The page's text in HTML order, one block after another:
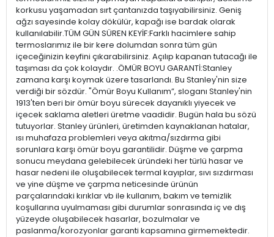
korkusu yaşamadan sırt çantanızda taşıyabilirsiniz. Geniş
ağzı sayesinde kolay dökülür, kapağı ise bardak olarak
kullanılabilir.TÜM GÜN SÜREN KEYİF:Farklı hacimlere sahip
termoslarımız ile bir kere dolumdan sonra tüm gün
içeceğinizin keyfini çıkarabilirsiniz. Açılıp kapanan tutacağı ile
taşıması da çok kolaydır. .ÖMÜR BOYU GARANTİ:Stanley
zamana karşı koymak üzere tasarlandı. Bu Stanley'nin size
verdiği bir sözdür. "Ömür Boyu Kullanım”, sloganı Stanley'nin
1913'ten beri bir ömür boyu sürecek dayanıklı yiyecek ve
içecek saklama aletleri üretme vaadidir. Bugün hala bu sözü
tutuyorlar. Stanley ürünleri, üretimden kaynaklanan hatalar,
ısı muhafaza problemleri veya akıtma/sızdırma gibi
sorunlara karşı ömür boyu garantilidir. Düşme ve çarpma
sonucu meydana gelebilecek üründeki her türlü hasar ve
hasar nedeni ile oluşabilecek termal kayıplar, sıvı sızdırması
ve yine düşme ve çarpma neticesinde ürünün
parçalarındaki kırıklar vb ile kullanım, bakım ve temizlik
koşullarına uyulmaması gibi durumlar sonrasında iç ve dış
yüzeyde oluşabilecek hasarlar, bozulmalar ve
paslanma/korozyonlar garanti kapsamına girmemektedir.